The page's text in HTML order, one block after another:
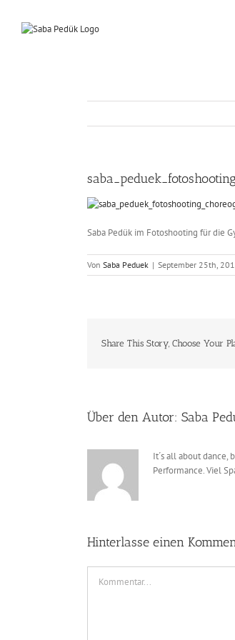
Inhalt
springen
Saba Pedük im Fotoshooting für die
Von Saba Peduek | September 25th,
Share This Story, Choose Your
Über den Autor: Saba
It´s all about dance,
Performance. Viel
Hinterlasse einen